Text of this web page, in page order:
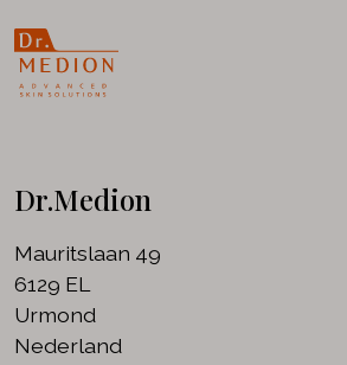
Kontakt aufnehmen
Dr.Medion
Mauritslaan 49
6129 EL
Urmond
Nederland